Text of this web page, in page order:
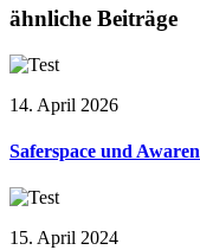
ähnliche Beiträge
14. April 2026
Saferspace und
15. April 2024